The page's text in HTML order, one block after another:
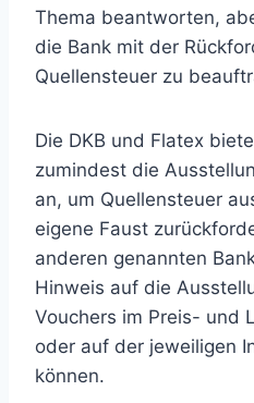
Thema beantworten,
die Bank mit der
Quellensteuer zu
Die DKB und Flatex
zumindest die
an, um Quellensteuer
eigene Faust
anderen genannten
Hinweis auf die
Vouchers im Preis- und
oder auf der jeweiligen
können.